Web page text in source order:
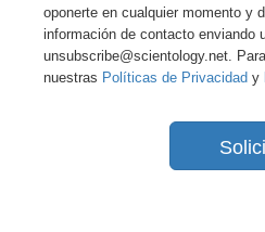
oponerte en cualquier momento y
información de contacto enviando
unsubscribe@scientology.net.
nuestras Políticas de Privacidad y